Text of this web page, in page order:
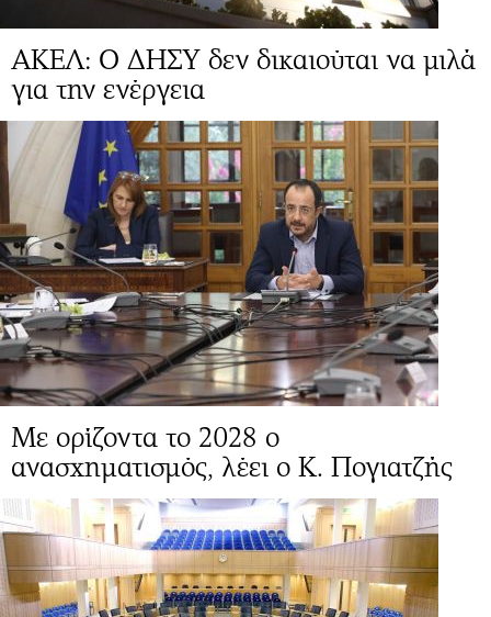
ΑΚΕΛ: Ο ΔΗΣΥ δεν δικαιούται να μιλά
για την ενέργεια
Mε ορίζοντα το 2028 ο
ανασχηματισμός, λέει ο Κ. Πογιατζής